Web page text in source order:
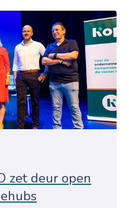
zet deur open